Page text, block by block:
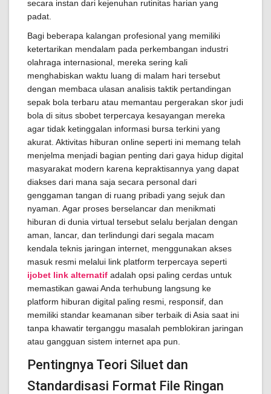
secara instan dari kejenuhan rutinitas harian yang
padat.
Bagi beberapa kalangan profesional yang memiliki
ketertarikan mendalam pada perkembangan industri
olahraga internasional, mereka sering kali
menghabiskan waktu luang di malam hari tersebut
dengan membaca ulasan analisis taktik pertandingan
sepak bola terbaru atau memantau pergerakan skor judi
bola di situs sbobet terpercaya kesayangan mereka
agar tidak ketinggalan informasi bursa terkini yang
akurat. Aktivitas hiburan online seperti ini memang telah
menjelma menjadi bagian penting dari gaya hidup digital
masyarakat modern karena kepraktisannya yang dapat
diakses dari mana saja secara personal dari
genggaman tangan di ruang pribadi yang sejuk dan
nyaman. Agar proses berselancar dan menikmati
hiburan di dunia virtual tersebut selalu berjalan dengan
aman, lancar, dan terlindungi dari segala macam
kendala teknis jaringan internet, menggunakan akses
masuk resmi melalui link platform terpercaya seperti
ijobet link alternatif adalah opsi paling cerdas untuk
memastikan gawai Anda terhubung langsung ke
platform hiburan digital paling resmi, responsif, dan
memiliki standar keamanan siber terbaik di Asia saat ini
tanpa khawatir terganggu masalah pemblokiran jaringan
atau gangguan sistem internet apa pun.
Pentingnya Teori Siluet dan
Standardisasi Format File Ringan